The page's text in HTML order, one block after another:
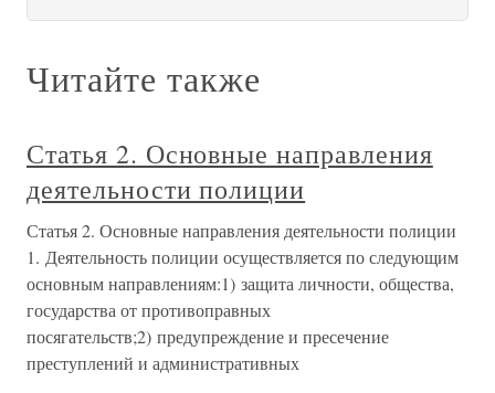
Читайте также
Статья 2. Основные направления
деятельности полиции
Статья 2. Основные направления деятельности полиции
1. Деятельность полиции осуществляется по следующим
основным направлениям:1) защита личности, общества,
государства от противоправных
посягательств;2) предупреждение и пресечение
преступлений и административных